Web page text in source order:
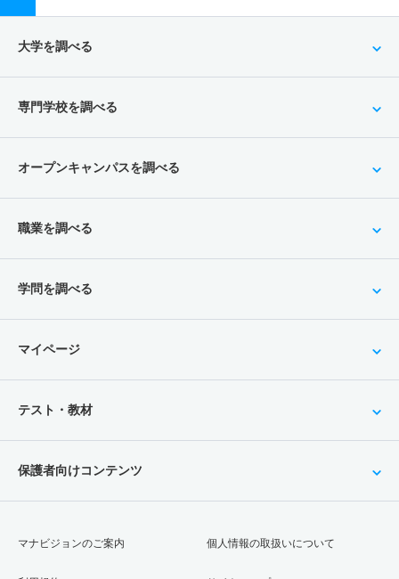
大学を調べる
専門学校を調べる
オープンキャンパスを調べる
職業を調べる
学問を調べる
マイページ
テスト・教材
保護者向けコンテンツ
マナビジョンのご案内 個人情報の取扱いについて